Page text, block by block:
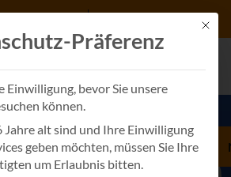
Mit
Präferenz
bevor Sie unsere
können.
Jahre alt sind und Ihre Einwilligung
geben möchten, müssen Sie Ihre
um Erlaubnis bitten.